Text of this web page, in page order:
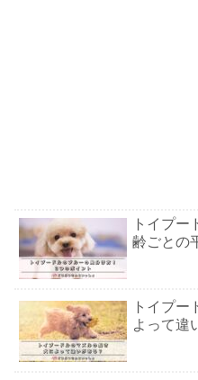
トイプー
齢ごとの
トイプー
よって違